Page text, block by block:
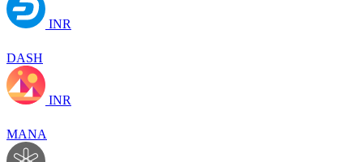
INR
DASH
INR
MANA